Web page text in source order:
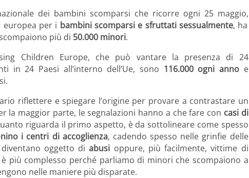
dei bambini scomparsi che ricorre ogni 25 maggio,
europea per i bambini scomparsi e sfruttati sessualmente, ha
più di 50.000 minori.
Children Europe, che può vantare la presenza di 24
in 24 Paesi all’interno dell’Ue, sono 116.000 ogni anno e
riflettere e spiegare l’origine per provare a contrastare un
la maggior parte, le segnalazioni hanno a che fare con casi di
riguarda il primo aspetto, è da sottolineare come spesso
i centri di accoglienza, cadendo spesso nelle grinfie delle
diventano oggetto diabusi oppure, più facilmente, vittime di
più complesso perché parliamo di minori che scompaiono a
nelle maniere più disparate.